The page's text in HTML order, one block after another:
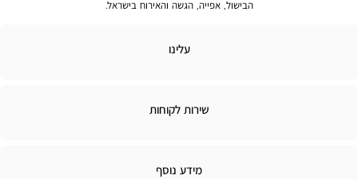
הבישול, אפייה, הגשה והאירוח בישראל.
עלינו
שירות לקוחות
מידע
מידע נוסף